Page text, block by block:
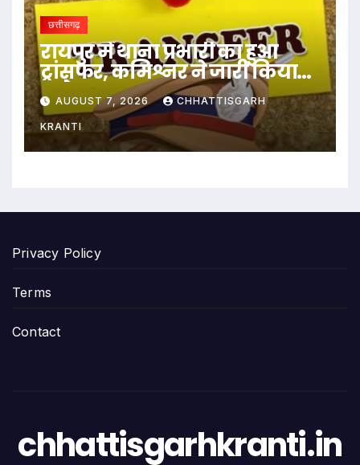
छत्तीसगढ़
रायपुर में थाना प्रभारी का हुआ
ट्रांसफर, कमिश्नर ने जारी किया
आदेश
AUGUST 7, 2026 CHHATTISGARH
KRANTI
Privacy Policy
Terms
Contact
chhattisgarhkranti.in